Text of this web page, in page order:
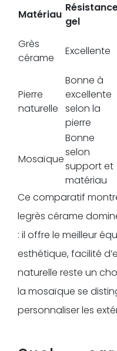
Matériau
gel
Grès
cérame
Excellente
Pierre
naturelle
Bonne à
excellente
selon la
pierre
Mosaïque
Bonne
selon
support et
matériau
Ce comparatif
legrès cérame
: il offre le meilleur
esthétique, facilité
naturelle reste un
la mosaïque se
personnaliser les